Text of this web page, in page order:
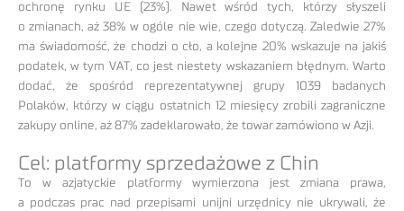
ochronę rynku UE (23%). Nawet wśród tych, którzy słyszeli
o zmianach, aż 38% w ogóle nie wie, czego dotyczą. Zaledwie 27%
ma świadomość, że chodzi o cło, a kolejne 20% wskazuje na jakiś
podatek, w tym VAT, co jest niestety wskazaniem błędnym. Warto
dodać, że spośród reprezentatywnej grupy 1039 badanych
Polaków, którzy w ciągu ostatnich 12 miesięcy zrobili zagraniczne
zakupy online, aż 87% zadeklarowało, że towar zamówiono w Azji.
Cel: platformy sprzedażowe z Chin
To w azjatyckie platformy wymierzona jest zmiana prawa,
a podczas prac nad przepisami unijni urzędnicy nie ukrywali, że